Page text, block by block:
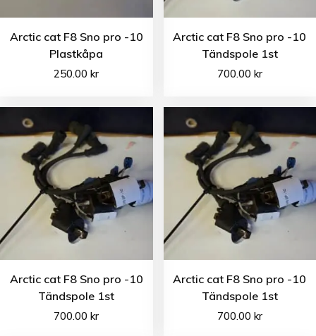
Arctic cat F8 Sno pro -10
Plastkåpa
250.00kr
Arctic cat F8 Sno pro -10
Tändspole 1st
700.00 kr
Arctic cat F8 Sno pro -10
Tändspole 1st
700.00kr
Arctic cat F8 Sno pro -10
Tändspole 1st
700.00 kr